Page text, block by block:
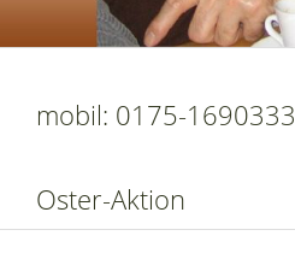
mobil: 0175-1690333
Oster-Aktion